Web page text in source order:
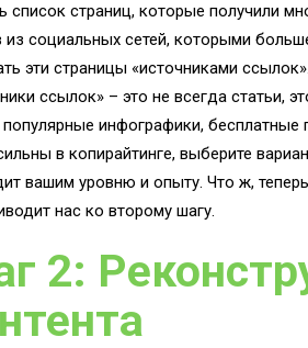
список страниц, которые получили
из социальных сетей, которыми
эти страницы «источниками
ссылок» – это не всегда статьи,
инфографики, бесплатные
в копирайтинге, выберите
вашим уровню и опыту. Что ж,
нас ко второму шагу.
2: